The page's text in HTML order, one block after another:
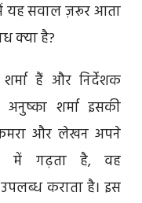
यह सवाल ज़रूर आता
क्या है?
हैं और निर्देशक
शर्मा इसकी
और लेखन अपने
में गढ़ता है, वह
कराता है। इस